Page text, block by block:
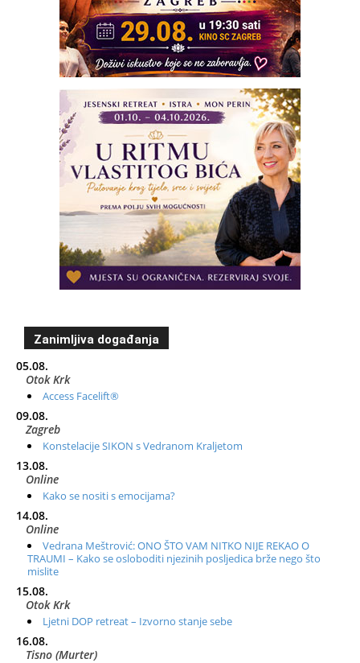
Zanimljiva događanja
05.08.
Otok Krk
Access Facelift®
09.08.
Zagreb
Konstelacije SIKON s Vedranom Kraljetom
13.08.
Online
Kako se nositi s emocijama?
14.08.
Online
Vedrana Meštrović: ONO ŠTO VAM NITKO NIJE REKAO O
TRAUMI – Kako se osloboditi njezinih posljedica brže nego što
mislite
15.08.
Otok Krk
Ljetni DOP retreat – Izvorno stanje sebe
16.08.
Tisno (Murter)